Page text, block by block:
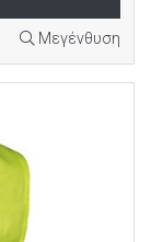
Μεγένθυση